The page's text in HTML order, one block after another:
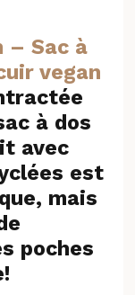
– Sac à
vegan
à dos
avec
est
mais
poches